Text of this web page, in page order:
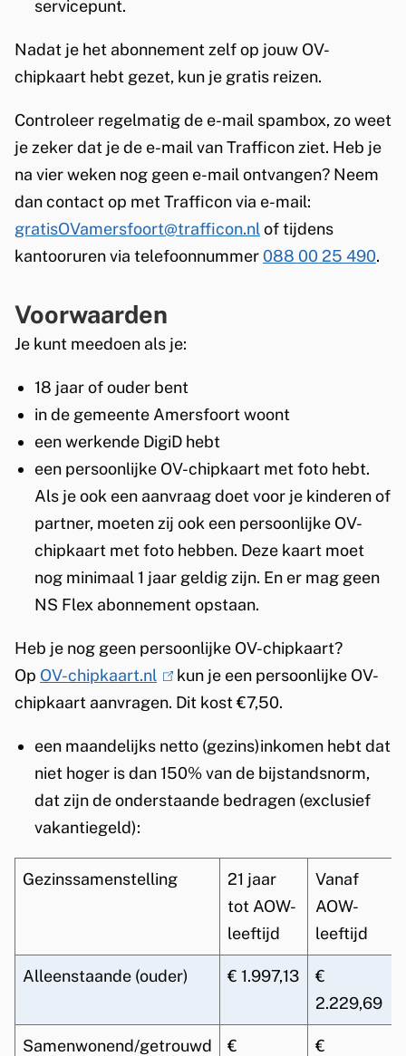
servicepunt.
Nadat je het abonnement zelf op jouw OV-
chipkaart hebt gezet, kun je gratis reizen.
Controleer regelmatig de e-mail spambox, zo weet
je zeker dat je de e-mail van Trafficon ziet. Heb je
na vier weken nog geen e-mail ontvangen? Neem
dan contact op met Trafficon via e-mail:
gratisOVamersfoort@trafficon.nl of tijdens
kantooruren via telefoonnummer088 00 25 490.
Voorwaarden
Je kunt meedoen als je:
18 jaar of ouder bent
in de gemeente Amersfoort woont
een werkende DigiD hebt
een persoonlijke OV-chipkaart met foto hebt.
Als je ook een aanvraag doet voor je kinderen of
partner, moeten zij ook een persoonlijke OV-
chipkaart met foto hebben. Deze kaart moet
nog minimaal 1 jaar geldig zijn. En er mag geen
NS Flex abonnement opstaan.
Heb je nog geen persoonlijke OV-chipkaart?
Op OV-chipkaart.nl
l
n
k
i
r
)
kun je een persoonlijke OV-
chipkaart aanvragen. Dit kost €7,50.
een maandelijks netto (gezins)inkomen hebt dat
niet hoger is dan 150% van de bijstandsnorm,
dat zijn de onderstaande bedragen (exclusief
vakantiegeld):
Gezinssamenstelling
21 jaar
tot AOW-
leeftijd
Vanaf
AOW-
leeftijd
Alleenstaande (ouder) € 1.997,13
€
2.229,69
Samenwonend/getrouwd
€
€